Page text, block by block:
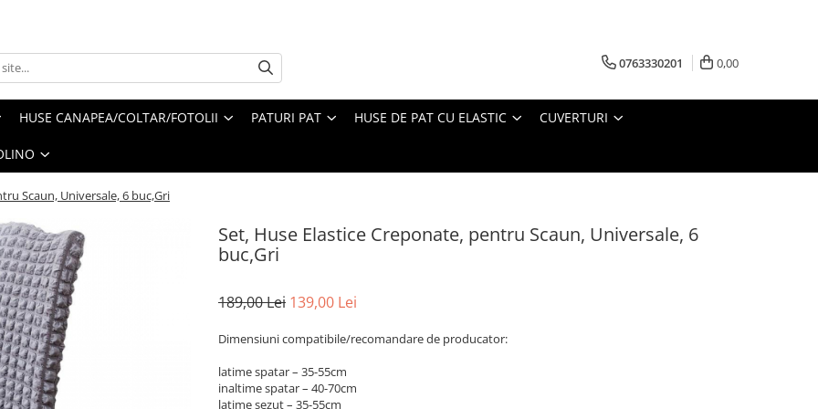
0763330201 0,00
HUSE CANAPEA/COLTAR/FOTOLII PATURI PAT HUSE DE PAT CU ELASTIC CUVERTURI
Scaun, Universale, 6 buc,Gri
Set, Huse Elastice Creponate, pentru Scaun, Universale, 6
buc,Gri
189,00 Lei 139,00 Lei
Dimensiuni compatibile/recomandare de producator:
latime spatar – 35-55cm
inaltime spatar – 40-70cm
latime sezut – 35-55cm